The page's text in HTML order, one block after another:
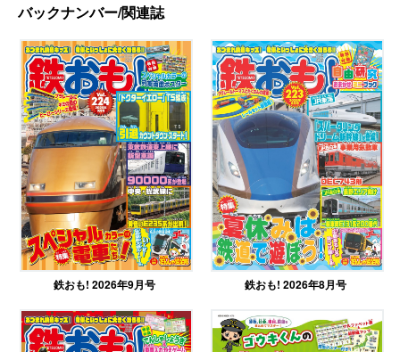
バックナンバー/関連誌
鉄おも! 2026年9月号 鉄おも! 2026年8月号